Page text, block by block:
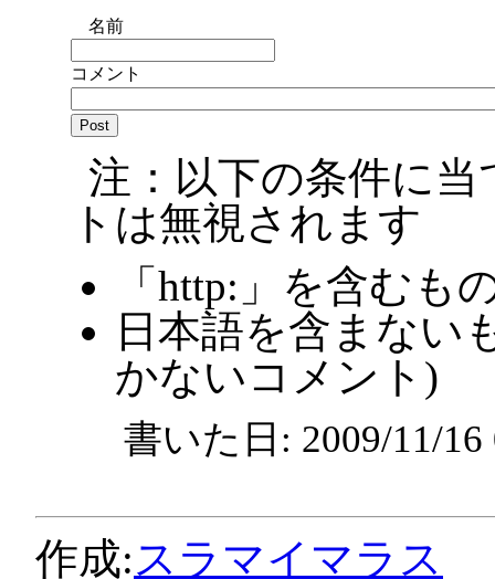
名前
コメント
注：以下の条件に
トは無視されます
「http:」を含むも
日本語を含まない
かないコメント)
書いた日: 2009/11/
作成:スラマイマラス